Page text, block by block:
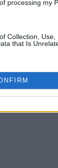
processing my
Collection,
that Is